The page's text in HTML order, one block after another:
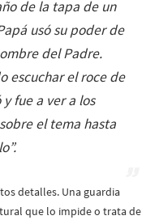
de la tapa de un
usó su poder de
del Padre.
escuchar el roce de
fue a ver a los
el tema hasta
”.
detalles. Una guardia
que lo impide o trata de